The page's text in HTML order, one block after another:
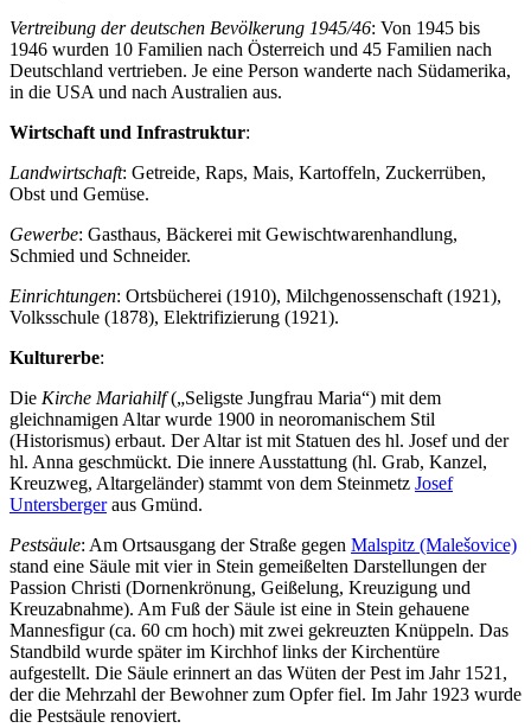
Vertreibung der deutschen Bevölkerung 1945/46: Von 1945 bis
1946 wurden 10 Familien nach Österreich und 45 Familien nach
Deutschland vertrieben. Je eine Person wanderte nach Südamerika,
in die USA und nach Australien aus.
Wirtschaft und Infrastruktur:
Landwirtschaft: Getreide, Raps, Mais, Kartoffeln, Zuckerrüben,
Obst und Gemüse.
Gewerbe: Gasthaus, Bäckerei mit Gewischtwarenhandlung,
Schmied und Schneider.
Einrichtungen: Ortsbücherei (1910), Milchgenossenschaft (1921),
Volksschule (1878), Elektrifizierung (1921).
Kulturerbe:
Die Kirche Mariahilf(„Seligste Jungfrau Maria“) mit dem
gleichnamigen Altar wurde 1900 in neoromanischem Stil
(Historismus) erbaut. Der Altar ist mit Statuen des hl. Josef und der
hl. Anna geschmückt. Die innere Ausstattung (hl. Grab, Kanzel,
Kreuzweg, Altargeländer) stammt von dem Steinmetz Josef
Untersbergeraus Gmünd.
Pestsäule: Am Ortsausgang der Straße gegen Malspitz (Malešovice)
stand eine Säule mit vier in Stein gemeißelten Darstellungen der
Passion Christi (Dornenkrönung, Geißelung, Kreuzigung und
Kreuzabnahme). Am Fuß der Säule ist eine in Stein gehauene
Mannesfigur (ca. 60 cm hoch) mit zwei gekreuzten Knüppeln. Das
Standbild wurde später im Kirchhof links der Kirchentüre
aufgestellt. Die Säule erinnert an das Wüten der Pest im Jahr 1521,
der die Mehrzahl der Bewohner zum Opfer fiel. Im Jahr 1923 wurde
die Pestsäule renoviert.